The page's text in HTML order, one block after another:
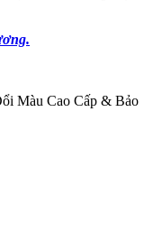
Màu Cao Cấp & Bảo